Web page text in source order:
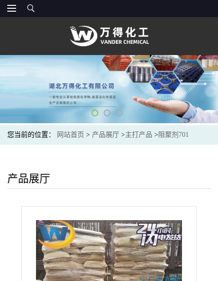
您当前的位置： 网站首页 > 产品展厅 >主打产品 > 阻聚剂701
产品展厅